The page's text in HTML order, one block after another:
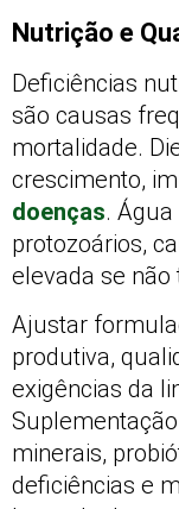
Nutrição e
Deficiências
são causas
mortalidade.
crescimento,
doenças.
protozoários,
elevada se não
Ajustar
produtiva,
exigências da
minerais,
deficiências e